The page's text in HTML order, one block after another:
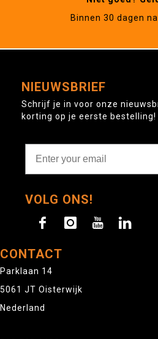
Binnen 30 dagen
NIEUWSBRIEF
Schrijf je in voor onze
korting op je eerste bestelling!
VOLG ONS!
CONTACT
Parklaan 14
5061 JT Oisterwijk
Nederland